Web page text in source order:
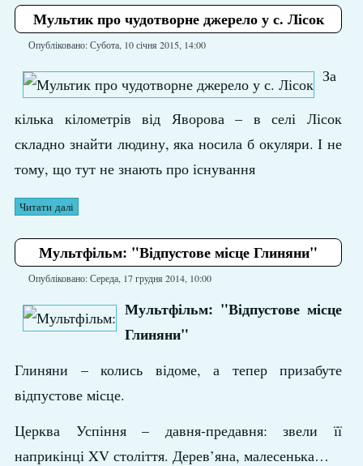
Мультик про чудотворне джерело у с. Лісок
Опубліковано: Субота, 10 січня 2015, 14:00
За
кілька кілометрів від Яворова – в селі Лісок
складно знайти людину, яка носила б окуляри. І не
тому, що тут не знають про існування
Читати далі
Мультфільм: "Відпустове місце Глиняни"
Опубліковано: Середа, 17 грудня 2014, 10:00
Мультфільм: "Відпустове місце
Глиняни"
Глиняни – колись відоме, а тепер призабуте
відпустове місце.
Церква Успіння – давня-предавня: звели її
наприкінці XV століття. Дерев’яна, малесенька…